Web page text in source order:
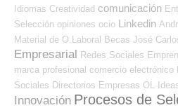
Idiomas Creatividad comunicación
Selección opiniones ocio Linkedin
Material de O.Laboral
Becas José
Empresarial Redes Sociales
marca profesional comercio electrónico
Sociales Directorios Empresas OL
Innovación Procesos de